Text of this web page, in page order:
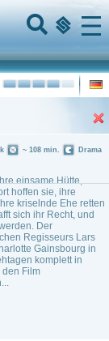
Menu
einsame Hütte,
hoffen sie, ihre
kriselnde Ehe retten
sich ihr Recht, und
Der
Regisseurs Lars
Gainsbourg in
komplett in
den Film
~ 108 min. Drama